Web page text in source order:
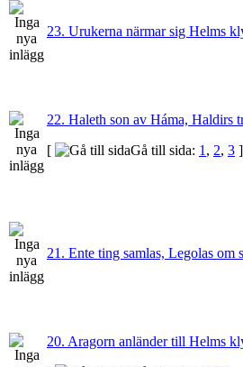
23. Urukerna närmar sig Helms
22. Haleth son av Háma, Haldirs
[
Gå till sida: 1 , 2, 3 ]
21. Ente ting samlas, Legolas om
20. Aragorn anländer till Helms